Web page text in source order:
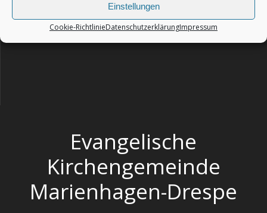
Einstellungen
Cookie-RichtlinieDatenschutzerklärungImpressum
Datenschutzerklärung
Evangelische
Kirchengemeinde
Marienhagen-Drespe